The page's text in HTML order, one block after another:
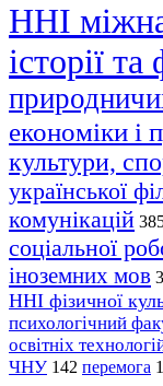
ННІ
історії
економіки і
культури,
української
комунікацій
соціальної
іноземних мов
ННІ фізичної
психологічний
освітніх
ЧНУ 142 перемога